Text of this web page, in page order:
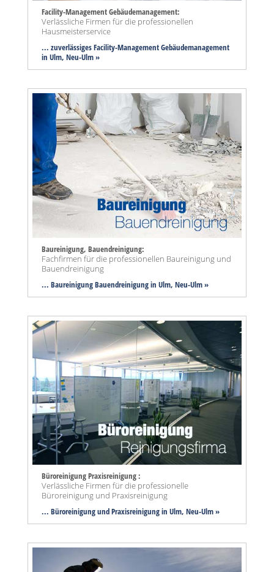
Facility-Management Gebäudemanagement:
Verlässliche Firmen für die professionellen
Hausmeisterservice
... zuverlässiges Facility-Management Gebäudemanagement
in Ulm, Neu-Ulm »
Baureinigung, Bauendreinigung:
Fachfirmen für die professionellen Baureinigung und
Bauendreinigung
... Baureinigung Bauendreinigung in Ulm, Neu-Ulm »
Büroreinigung Praxisreinigung :
Verlässliche Firmen für die professionelle
Büroreinigung und Praxisreinigung
... Büroreinigung und Praxisreinigung in Ulm, Neu-Ulm »